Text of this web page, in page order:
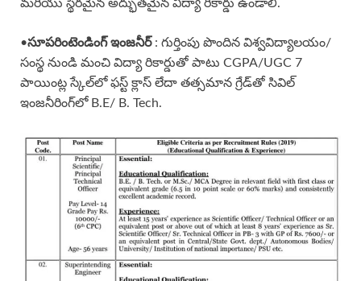
మరియు స్థిరమైన అద్భుతమైన విద్యా రికార్డు ఉండాలి.
•సూపరింటెండింగ్ ఇంజనీర్: గుర్తింపు పొందిన విశ్వవిద్యాలయం/
సంస్థ నుండి మంచి విద్యా రికార్డుతో పాటు CGPA/UGC 7
పాయింట్ల స్కేల్‌లో ఫస్ట్ క్లాస్ లేదా తత్సమాన గ్రేడ్‌తో సివిల్
ఇంజనీరింగ్‌లో B.E/ B. Tech.